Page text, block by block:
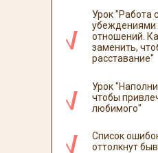
Урок "Работа
убеждениями
отношений.
заменить,
расставание"
Список
оттолкнут
Урок
чтобы
любимого"